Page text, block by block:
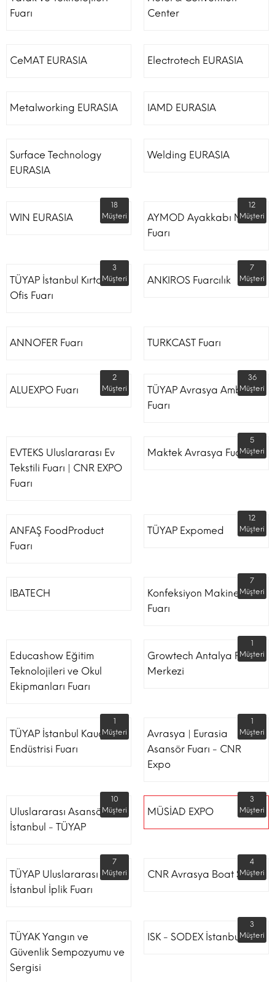
Fuarı
Center
CeMAT EURASIA Electrotech EURASIA
Metalworking EURASIA IAMD EURASIA
Surface Technology
EURASIA
Welding EURASIA
WIN EURASIA
18
Müşteri
AYMOD Ayakkabı Moda
Fuarı
12
Müşteri
TÜYAP İstanbul Kırtasiye
Ofis Fuarı
3
Müşteri
ANKIROS Fuarcılık
7
Müşteri
ANNOFER Fuarı TURKCAST Fuarı
ALUEXPO Fuarı
2
Müşteri
TÜYAP Avrasya Ambalaj
Fuarı
36
Müşteri
EVTEKS Uluslararası Ev
Tekstili Fuarı | CNR EXPO
Fuarı
Maktek Avrasya Fuarı
5
Müşteri
ANFAŞ FoodProduct
Fuarı
TÜYAP Expomed
12
Müşteri
IBATECH
Konfeksiyon Makinesi
Fuarı
7
Müşteri
Educashow Eğitim
Teknolojileri ve Okul
Ekipmanları Fuarı
Growtech Antalya Fuar
Merkezi
1
Müşteri
TÜYAP İstanbul Kauçuk
Endüstrisi Fuarı
1
Müşteri
Avrasya | Eurasia
Asansör Fuarı - CNR
Expo
1
Müşteri
Uluslararası Asansör
İstanbul - TÜYAP
10
Müşteri
MÜSİAD EXPO
3
Müşteri
TÜYAP Uluslararası
İstanbul İplik Fuarı
7
Müşteri
CNR Avrasya Boat Show
4
Müşteri
TÜYAK Yangın ve
Güvenlik Sempozyumu ve
Sergisi
ISK - SODEX İstanbul
3
Müşteri